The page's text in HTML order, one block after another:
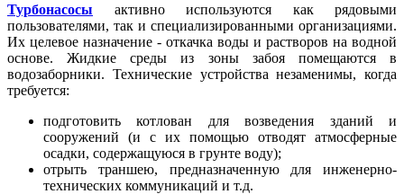
Турбонасосы активно используются как рядовыми
пользователями, так и специализированными организациями.
Их целевое назначение - откачка воды и растворов на водной
основе. Жидкие среды из зоны забоя помещаются в
водозаборники. Технические устройства незаменимы, когда
требуется:
подготовить котлован для возведения зданий и
сооружений (и с их помощью отводят атмосферные
осадки, содержащуюся в грунте воду);
отрыть траншею, предназначенную для инженерно-
технических коммуникаций и т.д.